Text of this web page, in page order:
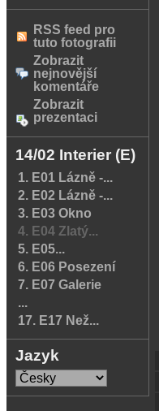
RSS feed pro
tuto fotografii
Zobrazit
nejnovější
komentáře
Zobrazit
prezentaci
14/02 Interier (E)
1. E01 Lázně -...
2. E02 Lázně -...
3. E03 Okno
4. E04 Zlatý...
5. E05...
6. E06 Posezení
7. E07 Galerie
...
17. E17 Než...
Jazyk